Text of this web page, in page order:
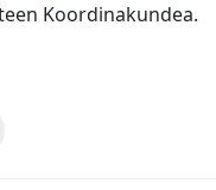
Koordinakundea.